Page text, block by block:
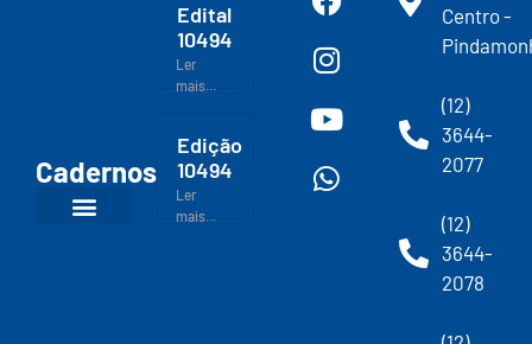
Cadernos
Edital
10494
Ler
mais...
Edição
10494
Ler
mais...
Centro -
(12)
3644-
2077
(12)
3644-
2078